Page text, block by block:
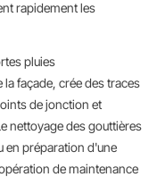
rapidement les
pluies
façade, crée des traces
de jonction et
nettoyage des gouttières
en préparation d'une
de maintenance